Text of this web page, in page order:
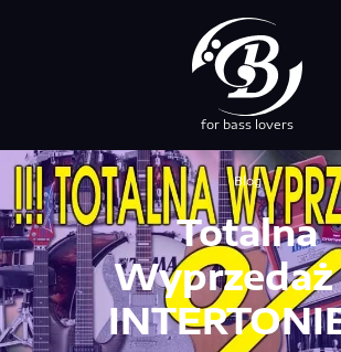
for bass lovers
Blog
Totalna
przez NEBUSO